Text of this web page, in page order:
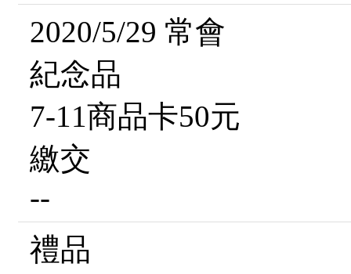
2020/5/29 常會
紀念品
7-11商品卡50元
繳交
--
禮品